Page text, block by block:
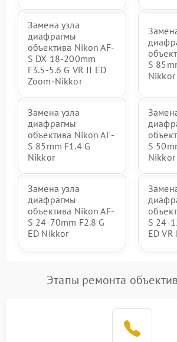
Замена узла
диафрагмы
объектива Nikon AF-
S DX 18-200mm
F3.5-5.6 G VR II ED
Zoom-Nikkor
S
Nikkor
Замена узла
диафрагмы
объектива Nikon AF-
S 85mm F1.4 G
Nikkor
S
Nikkor
Замена узла
диафрагмы
объектива Nikon AF-
S 24-70mm F2.8 G
ED Nikkor
S 24-
ED
Этапы ремонта